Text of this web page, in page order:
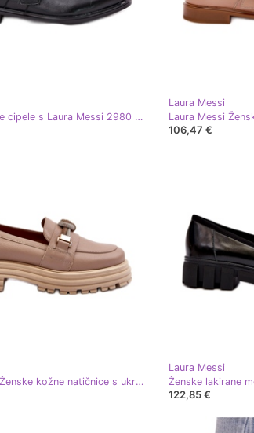
Ženske kožne cipele s Laura Messi 2980 Crna stezaljka
Laura Messi
106,47 €
Laura Messi Ženske kožne natičnice s ukrasom Laure Messi 2780 tamna bež
Laura Messi
122,85 €